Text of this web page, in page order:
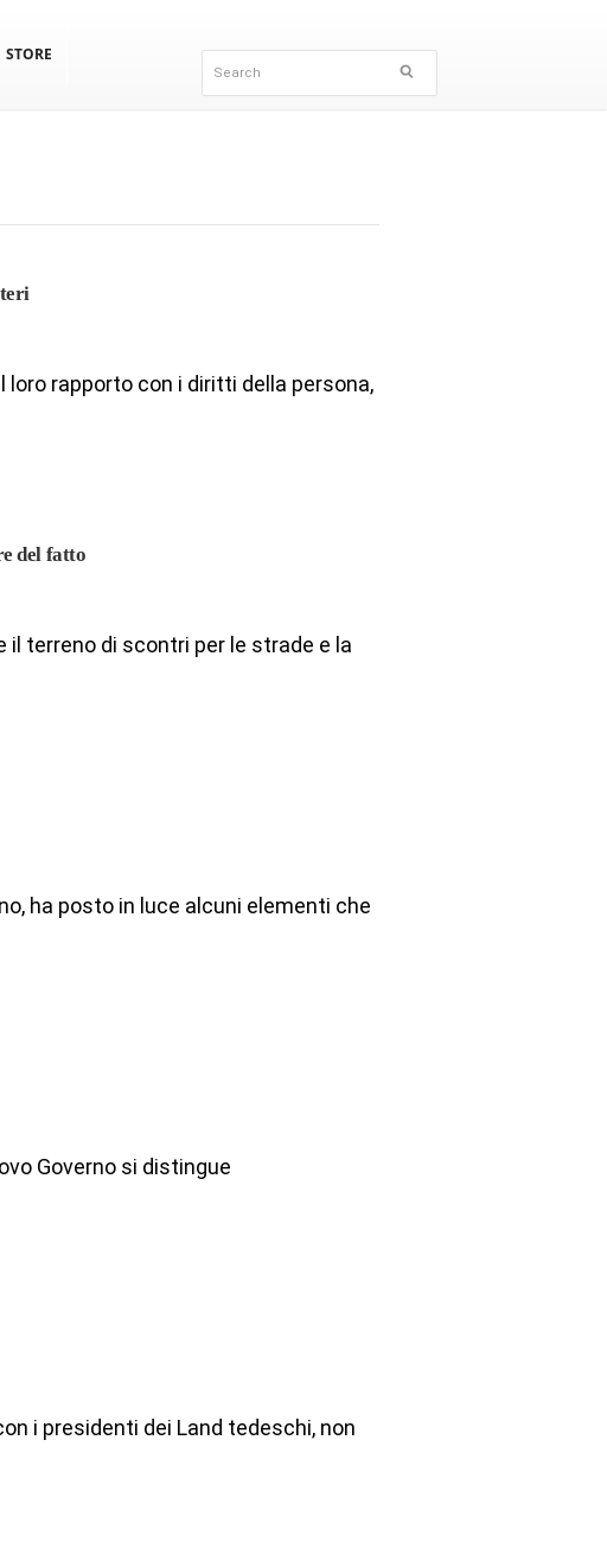
STORE
rapporto con i diritti della persona,
del fatto
il terreno di scontri per le strade e la
ha posto in luce alcuni elementi che
Governo si distingue
i presidenti dei Land tedeschi, non